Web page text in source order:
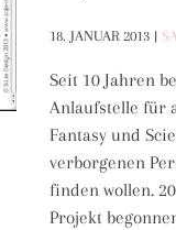
18. JANUAR 2013 |
Seit 10 Jahren
Anlaufstelle für
Fantasy und
verborgenen
finden wollen.
Projekt